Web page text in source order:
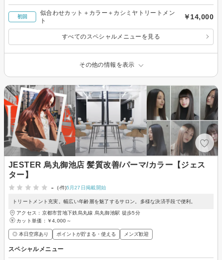
初回
似合わせカット＋カラー＋カシミヤトリートメン
ト
￥14,000
すべてのスペシャルメニューを見る
その他の情報を表示
JESTER 烏丸御池店 髪質改善/パーマ/カラー【ジェス
ター】
-
(-件)5月27日掲載開始
トリートメント充実。幅広い年齢層を魅了するサロン。多様な決済手段で便利。
アクセス：京都市営地下鉄烏丸線 烏丸御池駅 徒歩5分
カット単価： ￥4,000～
◎ 本日空席あり ポイントが貯まる・使える メンズ歓迎
スペシャルメニュー